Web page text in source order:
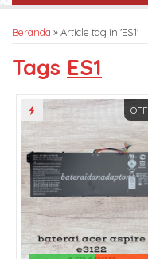
Beranda »Article tag in 'ES1'
Tags ES1